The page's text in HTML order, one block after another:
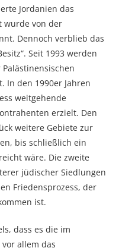
Jordanien das
wurde von der
Dennoch verblieb das
Seit 1993 werden
In den 1990er Jahren
weitgehende
erzielt. Den
weitere Gebiete zur
bis schließlich ein
wäre. Die zweite
jüdischer Siedlungen
Friedensprozess, der
ist.
dass es die im
allem das